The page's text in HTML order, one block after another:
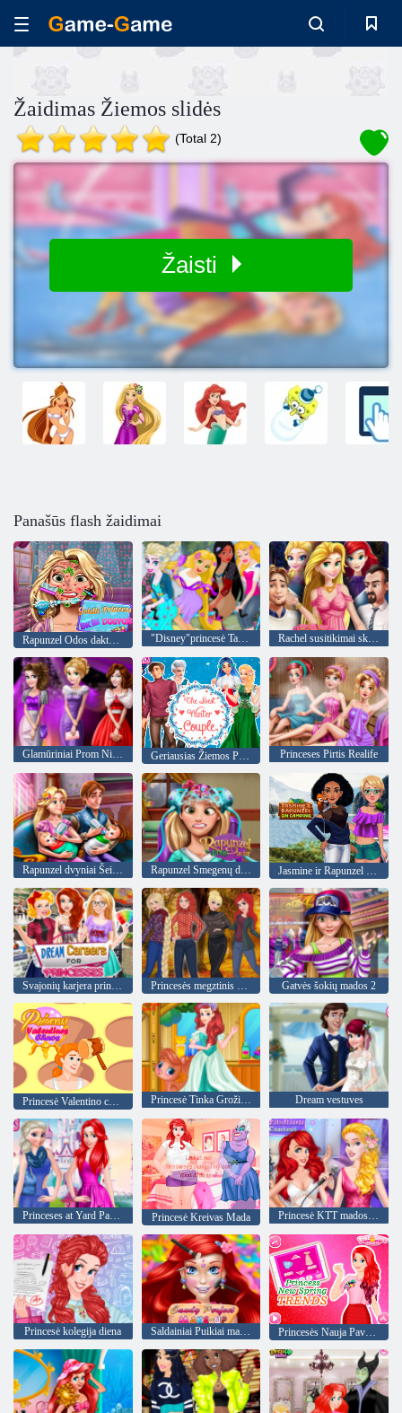
Žaidimas Žiemos slidės
(Total 2)
Žaisti
Panašūs flash žaidimai
Rapunzel Odos daktaras "Disney"princesė Tandemas Rachel susitikimai skubėti
Glamūriniai Prom Night Geriausias Žiemos Pora Princeses Pirtis Realife
Rapunzel dvyniai Šeimos diena Rapunzel Smegenų daktaras Jasmine ir Rapunzel kempinge
Svajonių karjera princesėms Princesės megztinis Oras Gatvės šokių mados 2
Princesė Tinka Grožio salonas Dream vestuves
Princeses at Yard Parduodama Princesė Kreivas Mada Princesė KTT mados konkursas
Princesė kolegija diena Saldainiai Puikiai makiažas Princesės Nauja Pavasario tendencijos